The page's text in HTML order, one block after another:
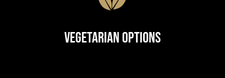
Vegetarian Options